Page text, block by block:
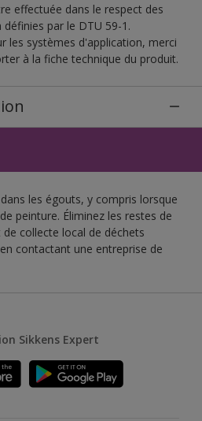
effectuée dans le respect des
par le DTU 59-1.
les systèmes d'application, merci
à la fiche technique du produit.
les égouts, y compris lorsque
peinture. Éliminez les restes de
collecte local de déchets
contactant une entreprise de
Sikkens Expert